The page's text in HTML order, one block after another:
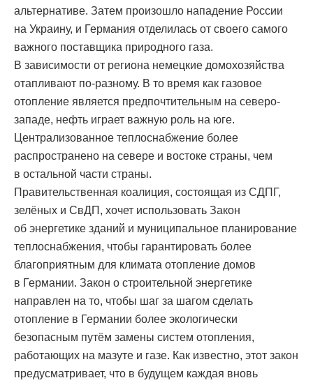
альтернативе. Затем произошло нападение России
на Украину, и Германия отделилась от своего самого
важного поставщика природного газа.
В зависимости от региона немецкие домохозяйства
отапливают по-разному. В то время как газовое
отопление является предпочтительным на северо-
западе, нефть играет важную роль на юге.
Централизованное теплоснабжение более
распространено на севере и востоке страны, чем
в остальной части страны.
Правительственная коалиция, состоящая из СДПГ,
зелёных и СвДП, хочет использовать Закон
об энергетике зданий и муниципальное планирование
теплоснабжения, чтобы гарантировать более
благоприятным для климата отопление домов
в Германии. Закон о строительной энергетике
направлен на то, чтобы шаг за шагом сделать
отопление в Германии более экологически
безопасным путём замены систем отопления,
работающих на мазуте и газе. Как известно, этот закон
предусматривает, что в будущем каждая вновь